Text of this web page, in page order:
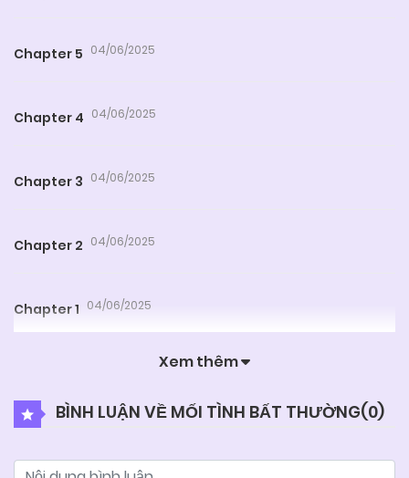
Chapter 5 04/06/2025
Chapter 4 04/06/2025
Chapter 3 04/06/2025
Chapter 2 04/06/2025
Chapter 1 04/06/2025
Xem thêm
BÌNH LUẬN VỀ MỐI TÌNH BẤT THƯỜNG(0)